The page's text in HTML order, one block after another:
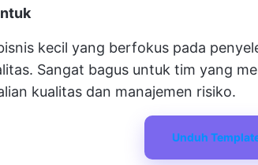
kecil yang berfokus pada
Sangat bagus untuk tim yang
kualitas dan manajemen risiko.
Unduh